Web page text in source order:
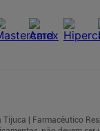
| Farmacêutico